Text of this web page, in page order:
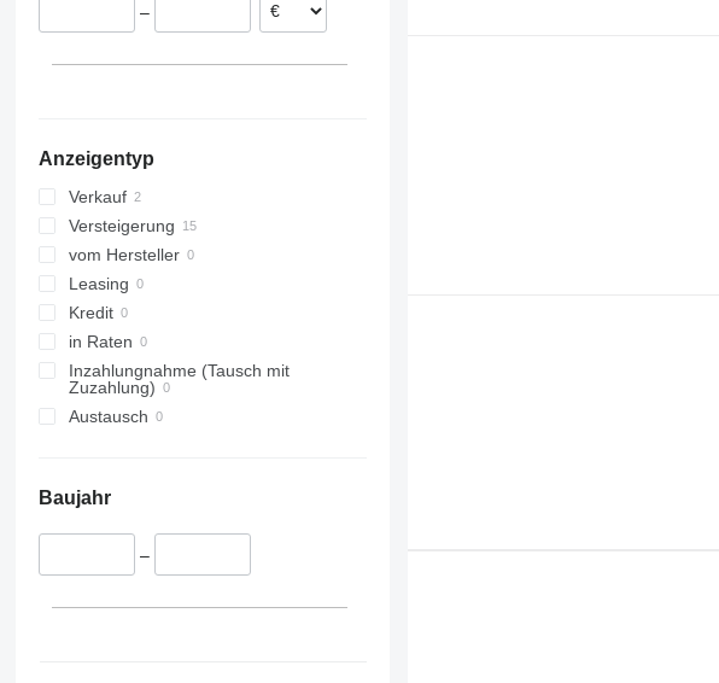
Frankreich
–
Anzeigentyp
Verkauf
Versteigerung
vom Hersteller
Leasing
Kredit
in Raten
Inzahlungnahme (Tausch mit
Zuzahlung)
Austausch
Baujahr
–